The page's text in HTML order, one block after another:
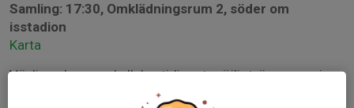
Samling: 17:30, Omklädningsrum 2, söder om
isstadion
Karta
Vänligen besvara kallelse tidigast möjligt, även om ni
inte kan delta. Detta ligger till grund för oss ledare att